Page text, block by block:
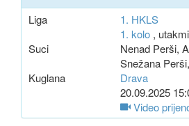
Liga
1. HKLS
1. kolo,
Suci
Nenad Perši, A
Snežana
Kuglana
Drava
20.09.2025
Video